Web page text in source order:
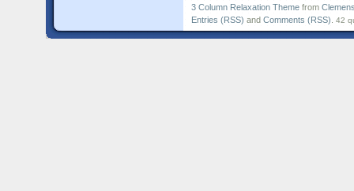
3 Column Relaxation Theme from
Entries (RSS) and Comments (RSS) 42